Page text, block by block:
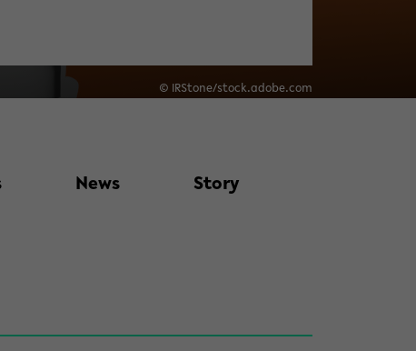
© IRStone/stock.adobe.com
News Story